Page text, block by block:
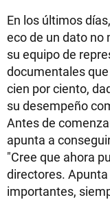
En los últimos
eco de un dato no
su equipo de
documentales
cien por ciento,
su desempeño
Antes de
apunta a
"Cree que ahora
directores.
importantes,